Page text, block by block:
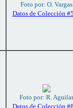
Foto por: O. Vargas
Datos de Colección
Foto por: R. Aguilar
Datos de Colección